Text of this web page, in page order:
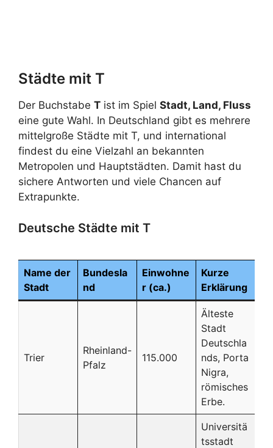
Städte mit T
Der Buchstabe T ist im Spiel Stadt, Land, Fluss
eine gute Wahl. In Deutschland gibt es mehrere
mittelgroße Städte mit T, und international
findest du eine Vielzahl an bekannten
Metropolen und Hauptstädten. Damit hast du
sichere Antworten und viele Chancen auf
Extrapunkte.
Deutsche Städte mit T
Name der
Stadt
Bundesla
nd
Einwohne
r (ca.)
Kurze
Erklärung
Trier
Rheinland-
Pfalz
115.000
Älteste
Stadt
Deutschla
nds, Porta
Nigra,
römisches
Erbe.
Universitä
tsstadt